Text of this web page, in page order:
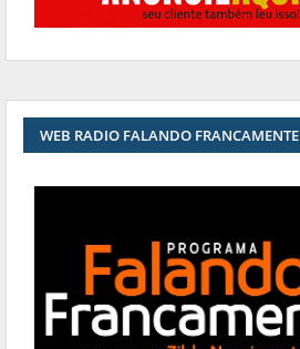
WEB RADIO FALANDO FRANCAMENTE